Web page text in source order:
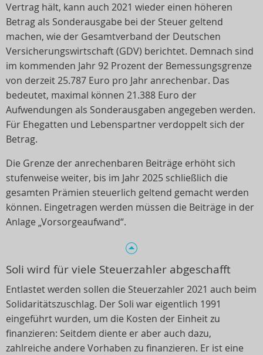
Vertrag hält, kann auch 2021 wieder einen höheren
Betrag als Sonderausgabe bei der Steuer geltend
machen, wie der Gesamtverband der Deutschen
Versicherungswirtschaft (GDV) berichtet. Demnach sind
im kommenden Jahr 92 Prozent der Bemessungsgrenze
von derzeit 25.787 Euro pro Jahr anrechenbar. Das
bedeutet, maximal können 21.388 Euro der
Aufwendungen als Sonderausgaben angegeben werden.
Für Ehegatten und Lebenspartner verdoppelt sich der
Betrag.
Die Grenze der anrechenbaren Beiträge erhöht sich
stufenweise weiter, bis im Jahr 2025 schließlich die
gesamten Prämien steuerlich geltend gemacht werden
können. Eingetragen werden müssen die Beiträge in der
Anlage „Vorsorgeaufwand“.
Soli wird für viele Steuerzahler abgeschafft
Entlastet werden sollen die Steuerzahler 2021 auch beim
Solidaritätszuschlag. Der Soli war eigentlich 1991
eingeführt wurden, um die Kosten der Einheit zu
finanzieren: Seitdem diente er aber auch dazu,
zahlreiche andere Vorhaben zu finanzieren. Er ist eine